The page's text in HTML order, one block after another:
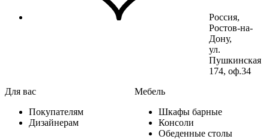
Россия,
Ростов-на-
Дону,
ул.
Пушкинская
174, оф.34
Мебель
Шкафы барные
Консоли
Обеденные столы
Для вас
Покупателям
Дизайнерам